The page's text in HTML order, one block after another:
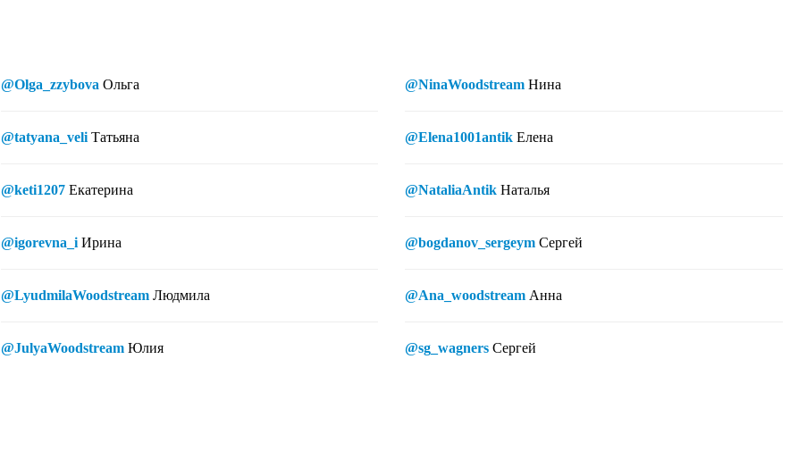
@Olga_zzybova Ольга
@tatyana_veli Татьяна
@keti1207 Екатерина
@igorevna_i Ирина
@LyudmilaWoodstream Людмила
@JulyaWoodstream Юлия
@NinaWoodstream Нина
@Elena1001antik Елена
@NataliaAntik Наталья
@bogdanov_sergeym Сергей
@Ana_woodstream Анна
@sg_wagners Сергей